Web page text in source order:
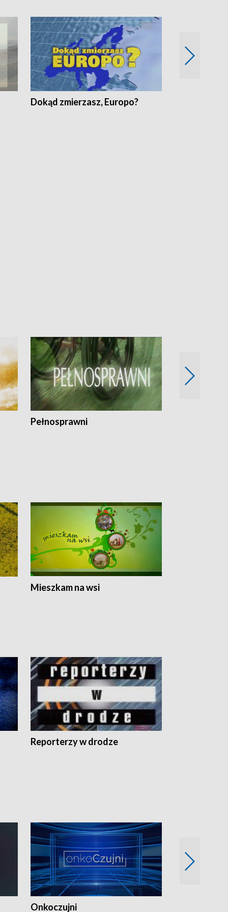
Dokąd zmierzasz, Europo?
Pełnosprawni
Mieszkam na wsi
Reporterzy w drodze
Onkoczujni